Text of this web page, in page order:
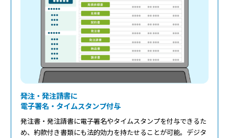
発注・発注請書に
電子署名・タイムスタンプ付与
発注書・発注請書に電子署名やタイムスタンプを付与できるた
め、約款付き書類にも法的効力を持たせることが可能。デジタ